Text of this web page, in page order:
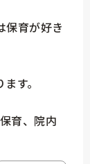
保育が好き
す。
育、院内